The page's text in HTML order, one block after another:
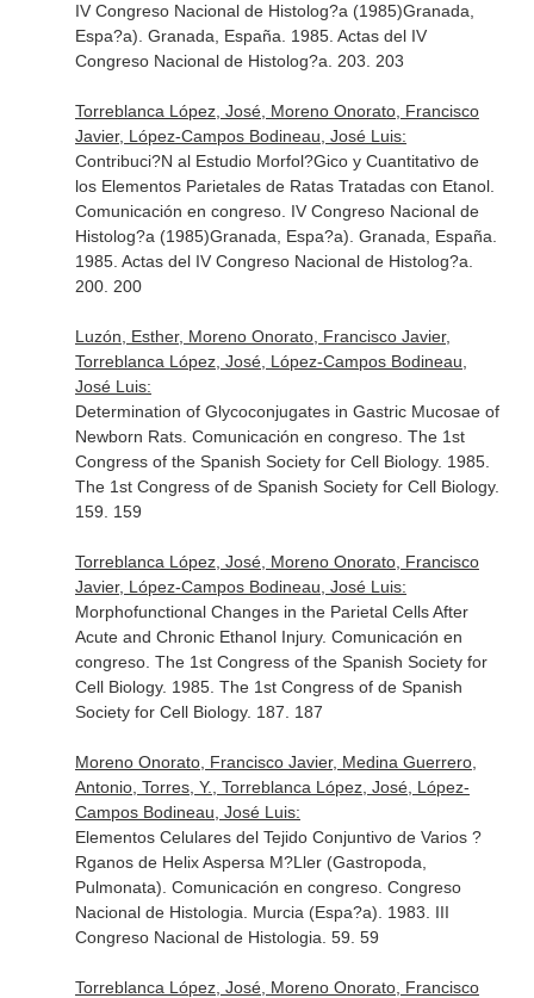
IV Congreso Nacional de Histolog?a (1985)Granada,
Espa?a). Granada, España. 1985. Actas del IV
Congreso Nacional de Histolog?a. 203. 203
Torreblanca López, José, Moreno Onorato, Francisco
Javier, López-Campos Bodineau, José Luis:
Contribuci?N al Estudio Morfol?Gico y Cuantitativo de
los Elementos Parietales de Ratas Tratadas con Etanol.
Comunicación en congreso. IV Congreso Nacional de
Histolog?a (1985)Granada, Espa?a). Granada, España.
1985. Actas del IV Congreso Nacional de Histolog?a.
200. 200
Luzón, Esther, Moreno Onorato, Francisco Javier,
Torreblanca López, José, López-Campos Bodineau,
José Luis:
Determination of Glycoconjugates in Gastric Mucosae of
Newborn Rats. Comunicación en congreso. The 1st
Congress of the Spanish Society for Cell Biology. 1985.
The 1st Congress of de Spanish Society for Cell Biology.
159. 159
Torreblanca López, José, Moreno Onorato, Francisco
Javier, López-Campos Bodineau, José Luis:
Morphofunctional Changes in the Parietal Cells After
Acute and Chronic Ethanol Injury. Comunicación en
congreso. The 1st Congress of the Spanish Society for
Cell Biology. 1985. The 1st Congress of de Spanish
Society for Cell Biology. 187. 187
Moreno Onorato, Francisco Javier, Medina Guerrero,
Antonio, Torres, Y., Torreblanca López, José, López-
Campos Bodineau, José Luis:
Elementos Celulares del Tejido Conjuntivo de Varios ?
Rganos de Helix Aspersa M?Ller (Gastropoda,
Pulmonata). Comunicación en congreso. Congreso
Nacional de Histologia. Murcia (Espa?a). 1983. III
Congreso Nacional de Histologia. 59. 59
Torreblanca López, José, Moreno Onorato, Francisco